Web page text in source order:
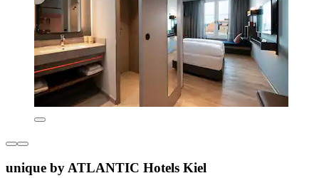
unique by ATLANTIC Hotels Kiel